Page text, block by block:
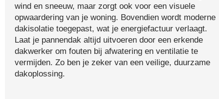
wind en sneeuw, maar zorgt ook voor een visuele
opwaardering van je woning. Bovendien wordt moderne
dakisolatie toegepast, wat je energiefactuur verlaagt.
Laat je pannendak altijd uitvoeren door een erkende
dakwerker om fouten bij afwatering en ventilatie te
vermijden. Zo ben je zeker van een veilige, duurzame
dakoplossing.